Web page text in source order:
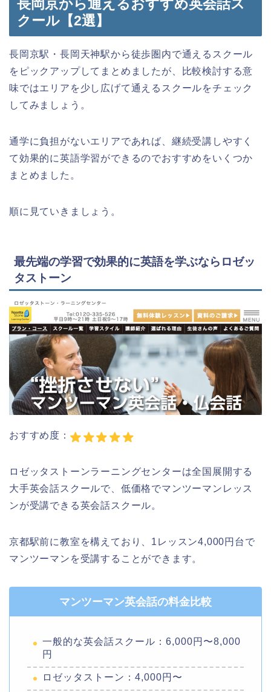
長岡京から通えるおすすめ英会話ス
クール【2選】
長岡京駅・長岡天神駅から徒歩圏内で通えるスクール
をピックアップしてまとめましたが、比較検討する意
味ではエリアを少し広げて通えるスクールをチェック
してみましょう。
通学に負担がないエリアであれば、継続受講しやすく
て効果的に英語学習ができるのでおすすめをいくつか
まとめました。
順に見ていきましょう。
最先端の学習で効果的に英語を学ぶならロゼッ
タストーン
おすすめ度：
ロゼッタストーンラーニングセンターは全国展開する
大手英会話スクールで、低価格でマンツーマンレッス
ンが受講できる英会話スクール。
京都駅前に教室を構えており、1レッスン4,000円台で
マンツーマンを受講することができます。
マンツーマン英会話の料金比較
一般的な英会話スクール：6,000円〜8,000
円
ロゼッタストーン：4,000円〜